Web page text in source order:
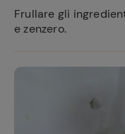
Frullare gli
e zenzero.